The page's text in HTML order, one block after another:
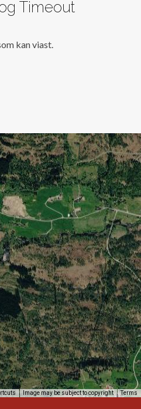
Timeout
kan viast.
Image may be subject to copyright Terms